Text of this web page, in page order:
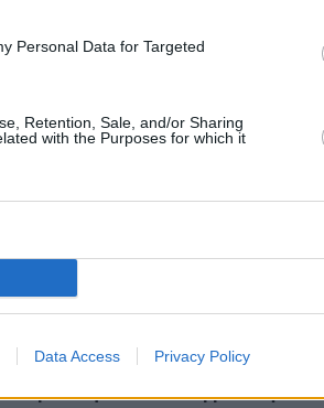
Personal Data for Targeted
Retention, Sale, and/or Sharing
with the Purposes for which it
Data Access Privacy Policy
ψήφων στη Χειμάρρα -
Google Newsκαι μάθετε πρώτοι
από την Ελλάδα και τον Κόσμο, τη
ΕιδήσειςΔημοφιλή
μενού για όλο το Σαββατοκύριακο